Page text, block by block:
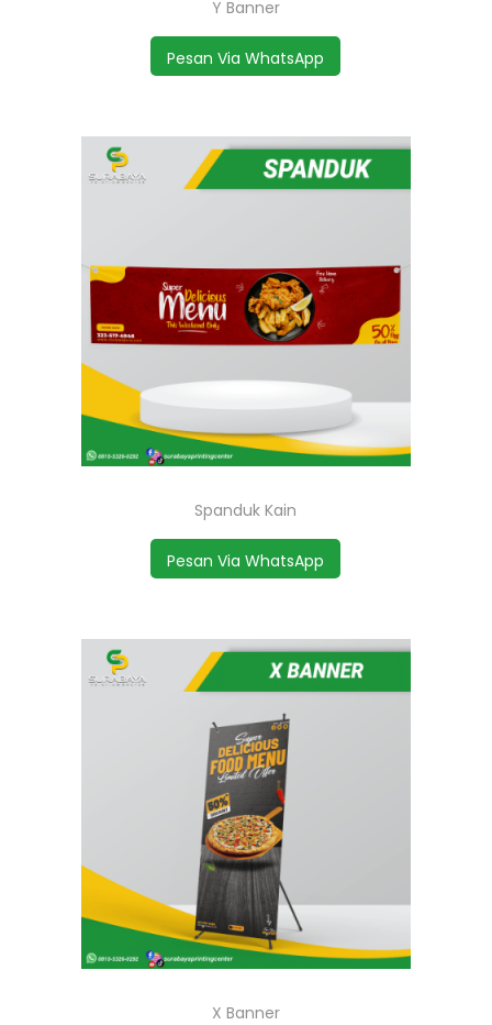
Y Banner
Pesan Via WhatsApp
Spanduk Kain
Pesan Via WhatsApp
X Banner